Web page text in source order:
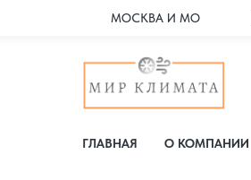
МОСКВА И МО
ГЛАВНАЯ О КОМПАНИИ